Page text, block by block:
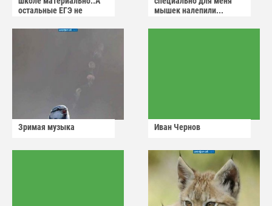
остальные ЕГЭ не
мышек налепили...
Зримая музыка Иван Чернов